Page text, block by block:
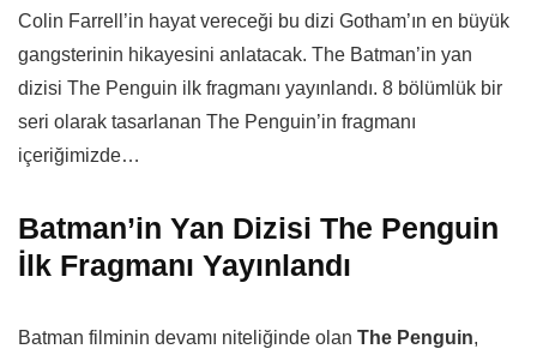
Colin Farrell’in hayat vereceği bu dizi Gotham’ın en büyük
gangsterinin hikayesini anlatacak. The Batman’in yan
dizisi The Penguin ilk fragmanı yayınlandı. 8 bölümlük bir
seri olarak tasarlanan The Penguin’in fragmanı
içeriğimizde…
Batman’in Yan Dizisi The Penguin
İlk Fragmanı Yayınlandı
Batman filminin devamı niteliğinde olan The Penguin,